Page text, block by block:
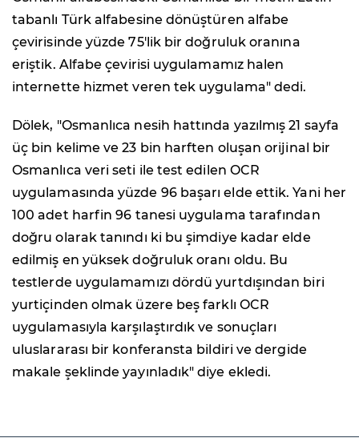
tabanlı Türk alfabesine dönüştüren alfabe
çevirisinde yüzde 75'lik bir doğruluk oranına
eriştik. Alfabe çevirisi uygulamamız halen
internette hizmet veren tek uygulama" dedi.
Dölek, "Osmanlıca nesih hattında yazılmış 21 sayfa
üç bin kelime ve 23 bin harften oluşan orijinal bir
Osmanlıca veri seti ile test edilen OCR
uygulamasında yüzde 96 başarı elde ettik. Yani her
100 adet harfin 96 tanesi uygulama tarafından
doğru olarak tanındı ki bu şimdiye kadar elde
edilmiş en yüksek doğruluk oranı oldu. Bu
testlerde uygulamamızı dördü yurtdışından biri
yurtiçinden olmak üzere beş farklı OCR
uygulamasıyla karşılaştırdık ve sonuçları
uluslararası bir konferansta bildiri ve dergide
makale şeklinde yayınladık" diye ekledi.